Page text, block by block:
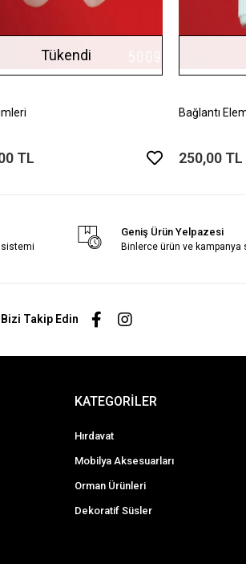
Tükendi
TL
Bağlantı
250,00 TL
sistemi
Geniş Ürün Yelpazesi
Binlerce ürün ve kampanya
Bizi Takip Edin
KATEGORİLER
Hırdavat
Mobilya Aksesuarları
Orman Ürünleri
Dekoratif Süsler